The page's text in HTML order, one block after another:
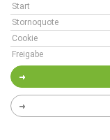
Start
Stornoquote
Cookie
Freigabe